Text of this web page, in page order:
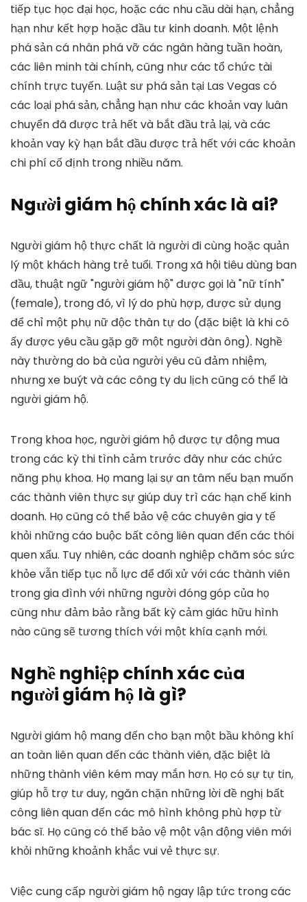
tiếp tục học đại học, hoặc các nhu cầu dài hạn, chẳng
hạn như kết hợp hoặc đầu tư kinh doanh. Một lệnh
phá sản cá nhân phá vỡ các ngân hàng tuần hoàn,
các liên minh tài chính, cũng như các tổ chức tài
chính trực tuyến. Luật sư phá sản tại Las Vegas có
các loại phá sản, chẳng hạn như các khoản vay luân
chuyển đã được trả hết và bắt đầu trả lại, và các
khoản vay kỳ hạn bắt đầu được trả hết với các khoản
chi phí cố định trong nhiều năm.
Người giám hộ chính xác là ai?
Người giám hộ thực chất là người đi cùng hoặc quản
lý một khách hàng trẻ tuổi. Trong xã hội tiêu dùng ban
đầu, thuật ngữ "người giám hộ" được gọi là "nữ tính"
(female), trong đó, vì lý do phù hợp, được sử dụng
để chỉ một phụ nữ độc thân tự do (đặc biệt là khi cô
ấy được yêu cầu gặp gỡ một người đàn ông). Nghề
này thường do bà của người yêu cũ đảm nhiệm,
nhưng xe buýt và các công ty du lịch cũng có thể là
người giám hộ.
Trong khoa học, người giám hộ được tự động mua
trong các kỳ thi tình cảm trước đây như các chức
năng phụ khoa. Họ mang lại sự an tâm nếu bạn muốn
các thành viên thực sự giúp duy trì các hạn chế kinh
doanh. Họ cũng có thể bảo vệ các chuyên gia y tế
khỏi những cáo buộc bất công liên quan đến các thói
quen xấu. Tuy nhiên, các doanh nghiệp chăm sóc sức
khỏe vẫn tiếp tục nỗ lực để đối xử với các thành viên
trong gia đình với những người đóng góp của họ
cũng như đảm bảo rằng bất kỳ cảm giác hữu hình
nào cũng sẽ tương thích với một khía cạnh mới.
Nghề nghiệp chính xác của
người giám hộ là gì?
Người giám hộ mang đến cho bạn một bầu không khí
an toàn liên quan đến các thành viên, đặc biệt là
những thành viên kém may mắn hơn. Họ có sự tự tin,
giúp hỗ trợ tư duy, ngăn chặn những lời đề nghị bất
công liên quan đến các mô hình không phù hợp từ
bác sĩ. Họ cũng có thể bảo vệ một vận động viên mới
khỏi những khoảnh khắc vui vẻ thực sự.
Việc cung cấp người giám hộ ngay lập tức trong các